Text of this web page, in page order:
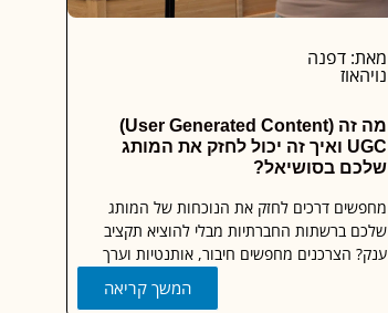
מה זה (User Generated Content)
UGC ואיך זה יכול לחזק את המותג
שלכם בסושיאל?
מאת: דפנה
נויהאוז
המשך קריאה
מחפשים דרכים לחזק את הנוכחות של המותג
שלכם ברשתות החברתיות מבלי להוציא תקציב
ענק? הצרכנים מחפשים חיבור, אותנטיות וערך